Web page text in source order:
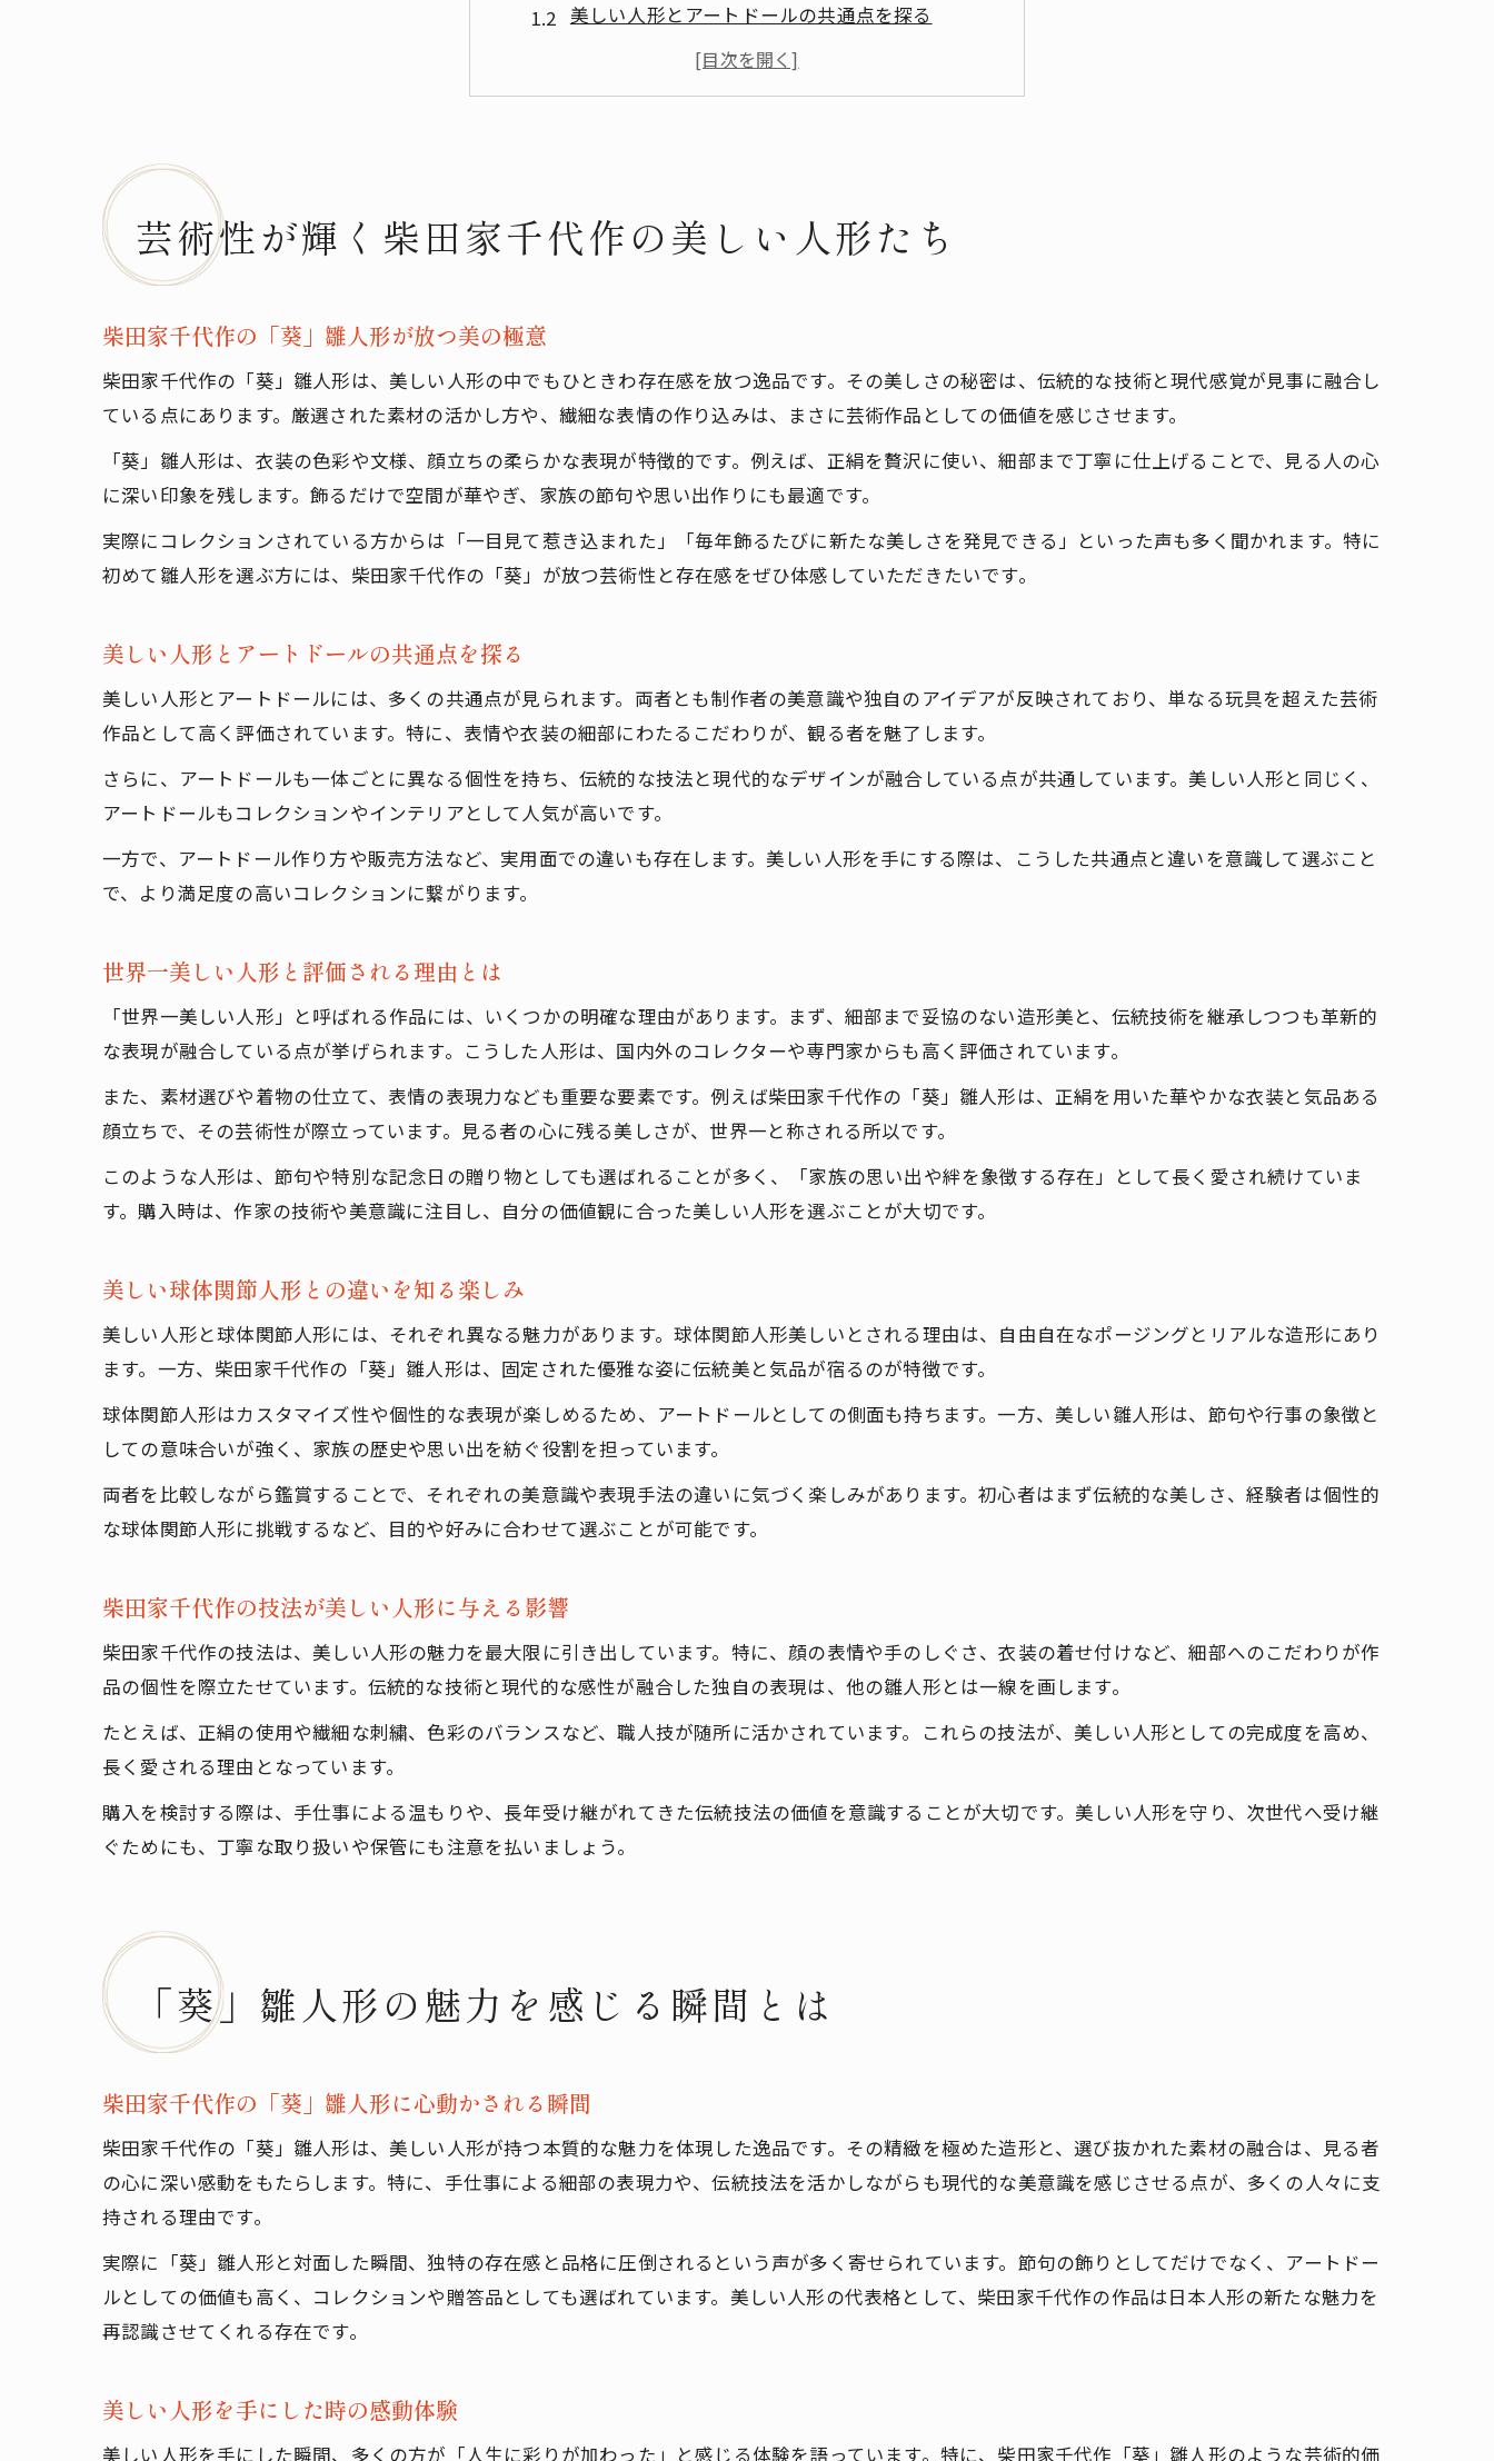
美しい人形とアートドールの共通点を探る
世界一美しい人形と評価される理由とは
美しい球体関節人形との違いを知る楽しみ
美しい人形を手にした時の感動体験
美しい人形が生活空間に与える印象とは
伝統美を纏う柴田家千代作「葵」雛人形
美しい人形に受け継がれる日本の美意識
アートドール作り方に見る職人のこだわり
美しい人形を選ぶための鑑賞ポイント
アートドール販売の現状と購入のコツ
繊細な技巧が生む雛人形の奥深さ
ドール人形制作に活かされた伝統技術
ビスクドールの細部に宿る芸術性
ビスクドール愛好家が惹かれる美しさの理由
柴田家千代作「葵」雛人形とビスクドールの魅力
美しい人形に込められた愛好家のこだわり
世界一美しい人形を求める想いとは
芸術性が輝く柴田家千代作の美しい人形たち
柴田家千代作の「葵」雛人形が放つ美の極意
柴田家千代作の「葵」雛人形は、美しい人形の中でもひときわ存在感を放つ逸品です。その美しさの秘密は、伝統的な技術と現代感覚が見事に融合し
ている点にあります。厳選された素材の活かし方や、繊細な表情の作り込みは、まさに芸術作品としての価値を感じさせます。
「葵」雛人形は、衣装の色彩や文様、顔立ちの柔らかな表現が特徴的です。例えば、正絹を贅沢に使い、細部まで丁寧に仕上げることで、見る人の心
に深い印象を残します。飾るだけで空間が華やぎ、家族の節句や思い出作りにも最適です。
実際にコレクションされている方からは「一目見て惹き込まれた」「毎年飾るたびに新たな美しさを発見できる」といった声も多く聞かれます。特に
初めて雛人形を選ぶ方には、柴田家千代作の「葵」が放つ芸術性と存在感をぜひ体感していただきたいです。
美しい人形とアートドールの共通点を探る
美しい人形とアートドールには、多くの共通点が見られます。両者とも制作者の美意識や独自のアイデアが反映されており、単なる玩具を超えた芸術
作品として高く評価されています。特に、表情や衣装の細部にわたるこだわりが、観る者を魅了します。
さらに、アートドールも一体ごとに異なる個性を持ち、伝統的な技法と現代的なデザインが融合している点が共通しています。美しい人形と同じく、
アートドールもコレクションやインテリアとして人気が高いです。
一方で、アートドール作り方や販売方法など、実用面での違いも存在します。美しい人形を手にする際は、こうした共通点と違いを意識して選ぶこと
で、より満足度の高いコレクションに繋がります。
世界一美しい人形と評価される理由とは
「世界一美しい人形」と呼ばれる作品には、いくつかの明確な理由があります。まず、細部まで妥協のない造形美と、伝統技術を継承しつつも革新的
な表現が融合している点が挙げられます。こうした人形は、国内外のコレクターや専門家からも高く評価されています。
また、素材選びや着物の仕立て、表情の表現力なども重要な要素です。例えば柴田家千代作の「葵」雛人形は、正絹を用いた華やかな衣装と気品ある
顔立ちで、その芸術性が際立っています。見る者の心に残る美しさが、世界一と称される所以です。
このような人形は、節句や特別な記念日の贈り物としても選ばれることが多く、「家族の思い出や絆を象徴する存在」として長く愛され続けていま
す。購入時は、作家の技術や美意識に注目し、自分の価値観に合った美しい人形を選ぶことが大切です。
美しい球体関節人形との違いを知る楽しみ
美しい人形と球体関節人形には、それぞれ異なる魅力があります。球体関節人形美しいとされる理由は、自由自在なポージングとリアルな造形にあり
ます。一方、柴田家千代作の「葵」雛人形は、固定された優雅な姿に伝統美と気品が宿るのが特徴です。
球体関節人形はカスタマイズ性や個性的な表現が楽しめるため、アートドールとしての側面も持ちます。一方、美しい雛人形は、節句や行事の象徴と
しての意味合いが強く、家族の歴史や思い出を紡ぐ役割を担っています。
両者を比較しながら鑑賞することで、それぞれの美意識や表現手法の違いに気づく楽しみがあります。初心者はまず伝統的な美しさ、経験者は個性的
な球体関節人形に挑戦するなど、目的や好みに合わせて選ぶことが可能です。
柴田家千代作の技法が美しい人形に与える影響
柴田家千代作の技法は、美しい人形の魅力を最大限に引き出しています。特に、顔の表情や手のしぐさ、衣装の着せ付けなど、細部へのこだわりが作
品の個性を際立たせています。伝統的な技術と現代的な感性が融合した独自の表現は、他の雛人形とは一線を画します。
たとえば、正絹の使用や繊細な刺繍、色彩のバランスなど、職人技が随所に活かされています。これらの技法が、美しい人形としての完成度を高め、
長く愛される理由となっています。
購入を検討する際は、手仕事による温もりや、長年受け継がれてきた伝統技法の価値を意識することが大切です。美しい人形を守り、次世代へ受け継
ぐためにも、丁寧な取り扱いや保管にも注意を払いましょう。
「葵」雛人形の魅力を感じる瞬間とは
柴田家千代作の「葵」雛人形に心動かされる瞬間
柴田家千代作の「葵」雛人形は、美しい人形が持つ本質的な魅力を体現した逸品です。その精緻を極めた造形と、選び抜かれた素材の融合は、見る者
の心に深い感動をもたらします。特に、手仕事による細部の表現力や、伝統技法を活かしながらも現代的な美意識を感じさせる点が、多くの人々に支
持される理由です。
実際に「葵」雛人形と対面した瞬間、独特の存在感と品格に圧倒されるという声が多く寄せられています。節句の飾りとしてだけでなく、アートドー
ルとしての価値も高く、コレクションや贈答品としても選ばれています。美しい人形の代表格として、柴田家千代作の作品は日本人形の新たな魅力を
再認識させてくれる存在です。
美しい人形を手にした時の感動体験
美しい人形を手にした瞬間、多くの方が「人生に彩りが加わった」と感じる体験を語っています。特に、柴田家千代作「葵」雛人形のような芸術的価